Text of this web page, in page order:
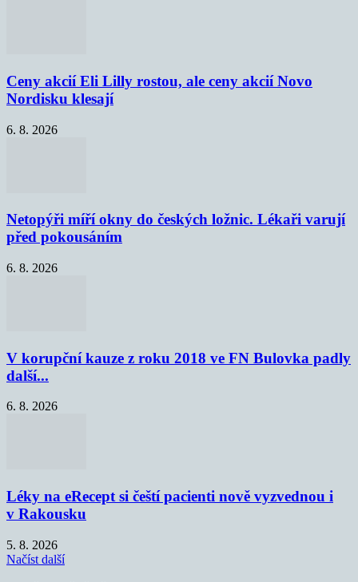
Ceny akcií Eli Lilly rostou, ale ceny akcií Novo
Nordisku klesají
6. 8. 2026
Netopýři míří okny do českých ložnic. Lékaři varují
před pokousáním
6. 8. 2026
V korupční kauze z roku 2018 ve FN Bulovka padly
další...
6. 8. 2026
Léky na eRecept si čeští pacienti nově vyzvednou i
v Rakousku
5. 8. 2026
Načíst další